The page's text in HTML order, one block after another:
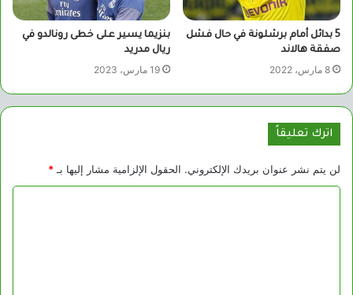
5 بدائل أمام برشلونة في حال فشل
صفقة هالاند
8 مارس، 2022
بنزيما يسير على خطى رونالدو في
ريال مدريد
19 مارس، 2023
اترك تعليقاً
لن يتم نشر عنوان بريدك الإلكتروني. الحقول الإلزامية مشار إليها بـ *